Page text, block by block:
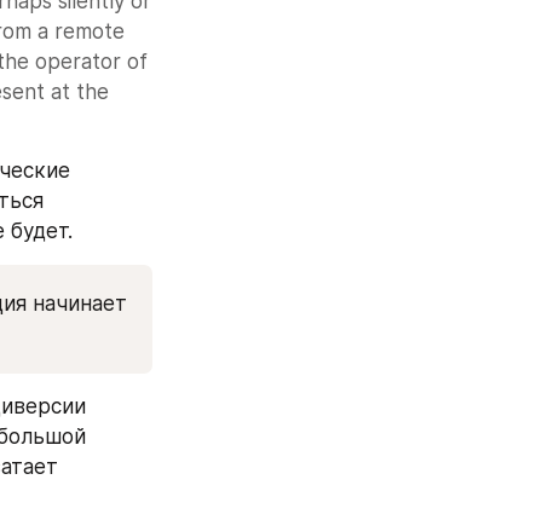
a remote
operator of
at the
начинает